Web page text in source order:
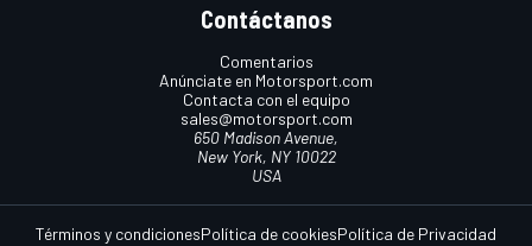
Contáctanos
Comentarios
Anúnciate en Motorsport.com
Contacta con el equipo
sales@motorsport.com
650 Madison Avenue,
New York, NY 10022
USA
Términos y condicionesPolítica de cookiesPolítica de Privacidad